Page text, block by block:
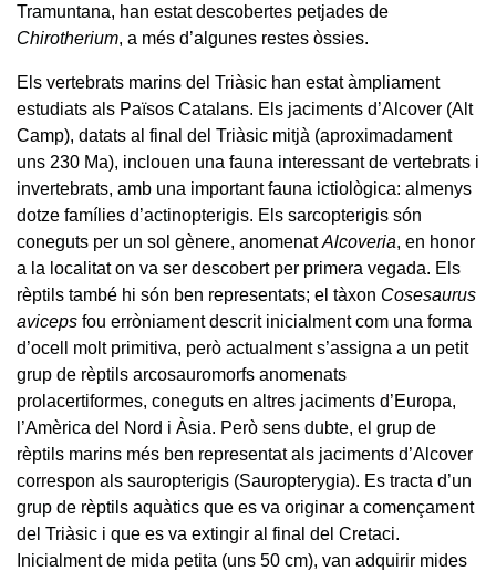
Tramuntana, han estat descobertes petjades de
Chirotherium, a més d’algunes restes òssies.
Els vertebrats marins del Triàsic han estat àmpliament
estudiats als Països Catalans. Els jaciments d’Alcover (Alt
Camp), datats al final del Triàsic mitjà (aproximadament
uns 230 Ma), inclouen una fauna interessant de vertebrats i
invertebrats, amb una important fauna ictiològica: almenys
dotze famílies d’actinopterigis. Els sarcopterigis són
coneguts per un sol gènere, anomenatAlcoveria, en honor
a la localitat on va ser descobert per primera vegada. Els
rèptils també hi són ben representats; el tàxon Cosesaurus
aviceps fou erròniament descrit inicialment com una forma
d’ocell molt primitiva, però actualment s’assigna a un petit
grup de rèptils arcosauromorfs anomenats
prolacertiformes, coneguts en altres jaciments d’Europa,
l’Amèrica del Nord i Àsia. Però sens dubte, el grup de
rèptils marins més ben representat als jaciments d’Alcover
correspon als sauropterigis (Sauropterygia). Es tracta d’un
grup de rèptils aquàtics que es va originar a començament
del Triàsic i que es va extingir al final del Cretaci.
Inicialment de mida petita (uns 50 cm), van adquirir mides